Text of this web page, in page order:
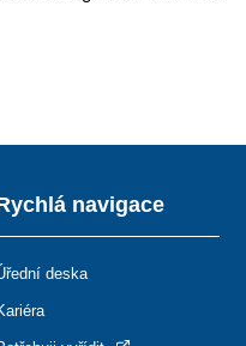
navigace
deska